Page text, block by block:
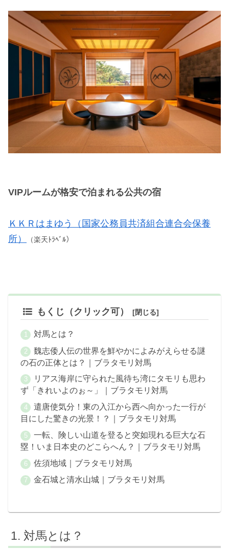
VIPルームが格安で泊まれる公共の宿
ＫＫＲはまゆう（国家公務員共済組合連合会保養
所）
（楽天ﾄﾗﾍﾞﾙ）
もくじ（クリック可）
対馬とは？
魏志倭人伝の世界を鮮やかによみがえらせる謎
の石の正体とは？｜ブラタモリ対馬
リアス海岸に守られた風待ち湾にタモリも思わ
ず「きれいよのぉ～」｜ブラタモリ対馬
遣唐使気分！東の入江から西へ向かった一行が
目にした驚きの光景！？｜ブラタモリ対馬
一転、険しい山道を登ると突如現れる巨大な石
塁！いま日本史のどこらへん？｜ブラタモリ対馬
佐須地域｜ブラタモリ対馬
金石城と清水山城｜ブラタモリ対馬
対馬とは？